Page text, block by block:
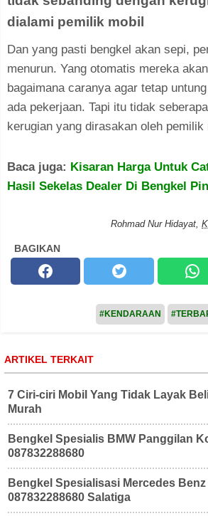
dialami pemilik mobil
Dan yang pasti bengkel akan sepi,
menurun. Yang otomatis mereka
bagaimana caranya agar tetap
ada pekerjaan. Tapi itu tidak
kerugian yang dirasakan oleh pemilik
Baca juga: Kisaran Harga Untuk
Hasil Sekelas Dealer Di Bengkel
Rohmad Nur Hidayat
BAGIKAN
#KENDARAAN
ARTIKEL TERKAIT
7 Ciri-ciri Mobil Yang Tidak Layak
Murah
Bengkel Spesialis BMW Panggilan
087832288680
Bengkel Spesialisasi Mercedes
087832288680 Salatiga